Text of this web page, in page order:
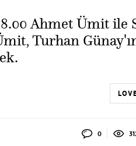
Ahmet Ümit ile
Turhan
0